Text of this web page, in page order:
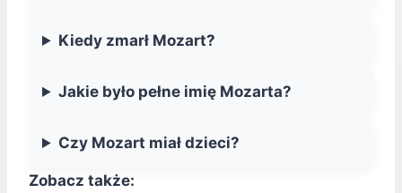
Kiedy zmarł Mozart?
Jakie było pełne imię Mozarta?
Czy Mozart miał dzieci?
Zobacz także: